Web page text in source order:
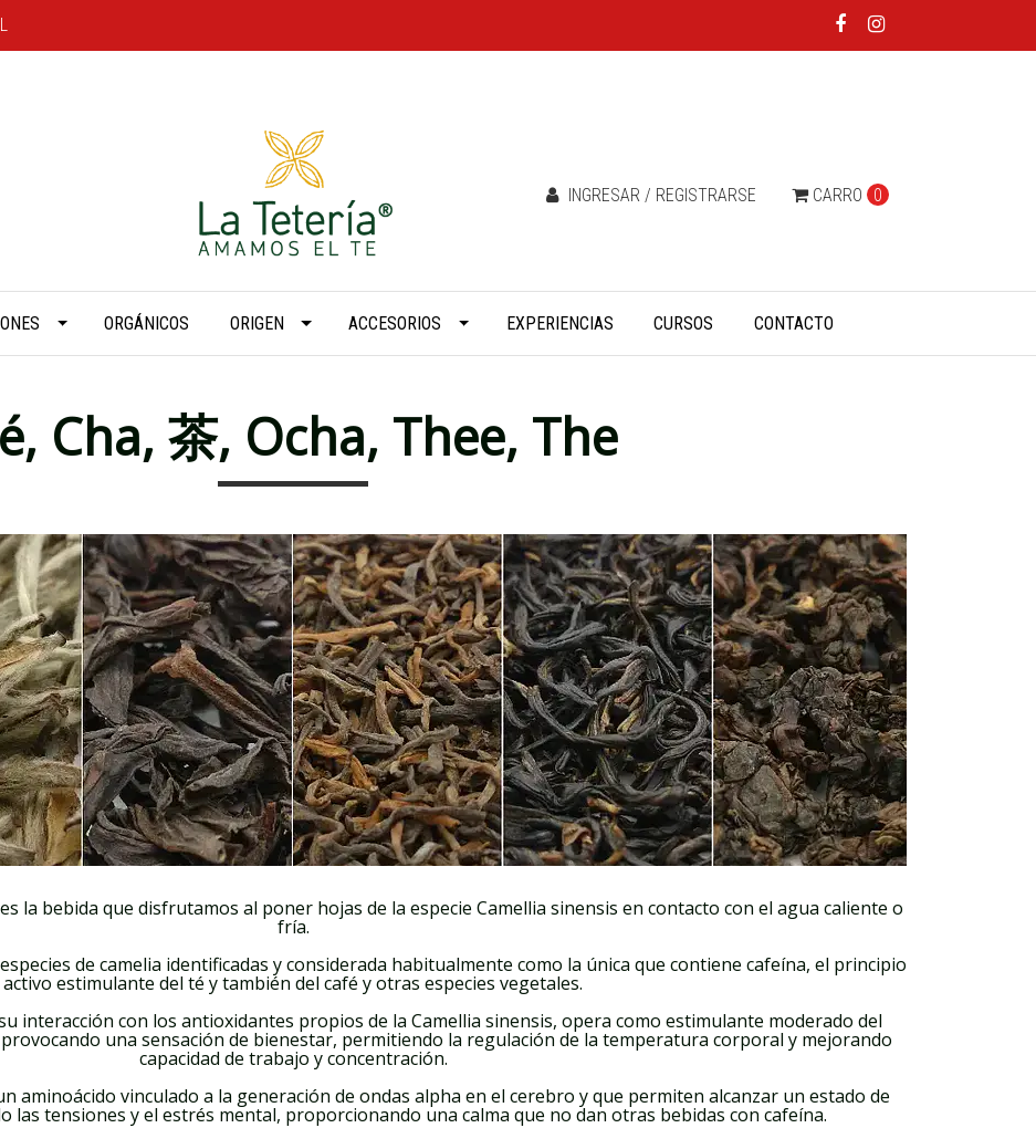
CARRO 0
INGRESAR / REGISTRARSE
ORGÁNICOS ORIGEN ACCESORIOS EXPERIENCIAS CURSOS CONTACTO
Cha, 茶, Ocha, Thee, The
la bebida que disfrutamos al poner hojas de la especie Camellia sinensis en contacto con el agua caliente o
fría.
de camelia identificadas y considerada habitualmente como la única que contiene cafeína, el principio
activo estimulante del té y también del café y otras especies vegetales.
interacción con los antioxidantes propios de la Camellia sinensis, opera como estimulante moderado del
una sensación de bienestar, permitiendo la regulación de la temperatura corporal y mejorando
capacidad de trabajo y concentración.
aminoácido vinculado a la generación de ondas alpha en el cerebro y que permiten alcanzar un estado de
las tensiones y el estrés mental, proporcionando una calma que no dan otras bebidas con cafeína.